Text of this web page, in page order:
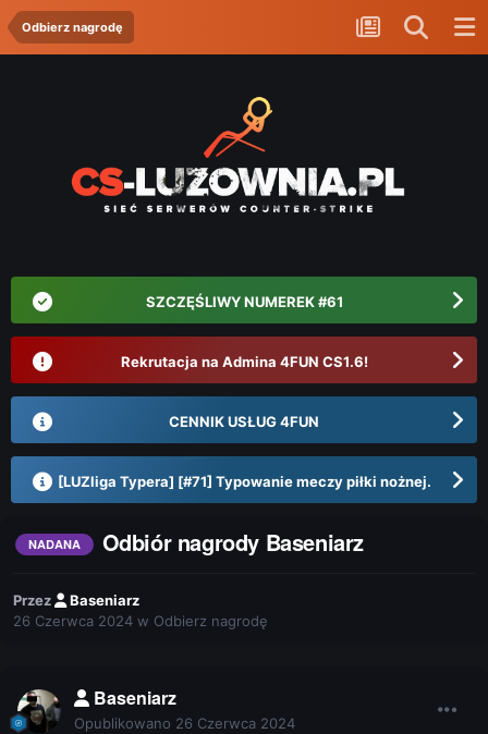
Odbierz nagrodę
SZCZĘŚLIWY NUMEREK #61
Rekrutacja na Admina 4FUN CS1.6!
CENNIK USŁUG 4FUN
[LUZliga Typera] [#71] Typowanie meczy piłki nożnej.
NADANA Odbiór nagrody Baseniarz
Przez
Baseniarz
26 Czerwca 2024 w Odbierz nagrodę
Baseniarz
Opublikowano 26 Czerwca 2024